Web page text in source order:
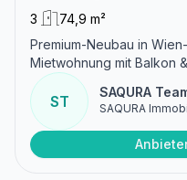
3
74,9 m²
Premium-Neubau in
Mietwohnung mit Balkon
ST
SAQURA
SAQURA